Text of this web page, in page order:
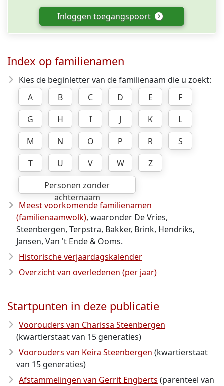
Inloggen toegangspoort
Index op familienamen
Kies de beginletter van de familienaam die u zoekt:
A
B C D E
F
G
H I J K
L
M
N O P R
S
T
U V W
Z
Personen zonder
achternaam
Meest voorkomende familienamen
(familienaamwolk), waaronder De Vries,
Steenbergen, Terpstra, Bakker, Brink, Hendriks,
Jansen, Van 't Ende & Ooms.
Historische verjaardagskalender
Overzicht van overledenen (per jaar)
Startpunten in deze publicatie
Voorouders van Charissa Steenbergen
(kwartierstaat van 15 generaties)
Voorouders van Keira Steenbergen (kwartierstaat
van 15 generaties)
Afstammelingen van Gerrit Engberts (parenteel van